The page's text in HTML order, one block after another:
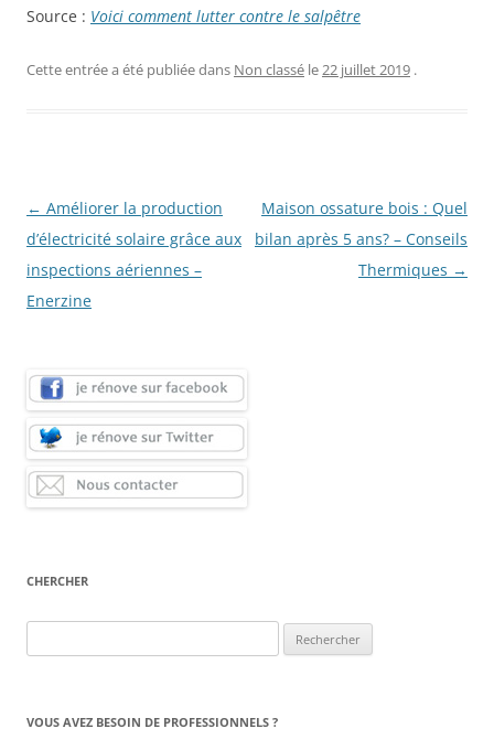
Source : Voici comment lutter contre le salpêtre
Cette entrée a été publiée dans Non classé le22 juillet 2019 .
Navigation
des
articles
← Améliorer la production
d’électricité solaire grâce aux
inspections aériennes –
Enerzine
Maison ossature bois : Quel
bilan après 5 ans? – Conseils
Thermiques →
CHERCHER
VOUS AVEZ BESOIN DE PROFESSIONNELS ?